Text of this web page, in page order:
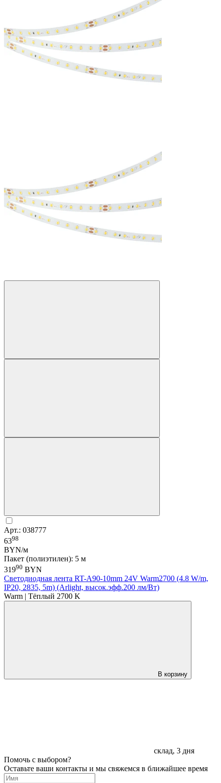
Арт.: 038777
6398
BYN/м
Пакет (полиэтилен): 5 м
31990 BYN
Светодиодная лента RT-A90-10mm 24V Warm2700 (4.8 W/m,
IP20, 2835, 5m) (Arlight, высок.эфф.200 лм/Вт)
Warm | Тёплый 2700 K
В корзину
склад, 3 дня
Помочь с выбором?
Оставьте ваши контакты и мы свяжемся в ближайшее время